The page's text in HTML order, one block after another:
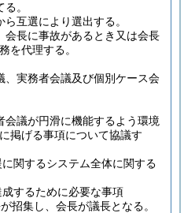
。
互選により選出する。
会長に事故があるとき又は会長
を代理する。
、実務者会議及び個別ケース会
会議が円滑に機能するよう環境
に掲げる事項について協議す
関するシステム全体に関する
するために必要な事項
招集し、会長が議長となる。